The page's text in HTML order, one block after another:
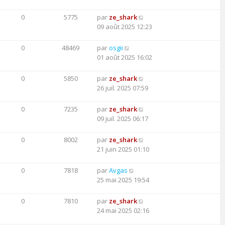
0 5775 par ze_shark
09 août 2025 12:23
0 48469 parosgii
01 août 2025 16:02
0 5850 par ze_shark
26 juil. 2025 07:59
0 7235 par ze_shark
09 juil. 2025 06:17
0 8002 par ze_shark
21 juin 2025 01:10
0 7818 parAvgas
25 mai 2025 19:54
0 7810 par ze_shark
24 mai 2025 02:16